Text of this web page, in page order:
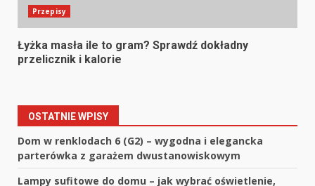
Przepisy
Łyżka masła ile to gram? Sprawdź dokładny
przelicznik i kalorie
OSTATNIE WPISY
Dom w renklodach 6 (G2) – wygodna i elegancka
parterówka z garażem dwustanowiskowym
Lampy sufitowe do domu – jak wybrać oświetlenie,